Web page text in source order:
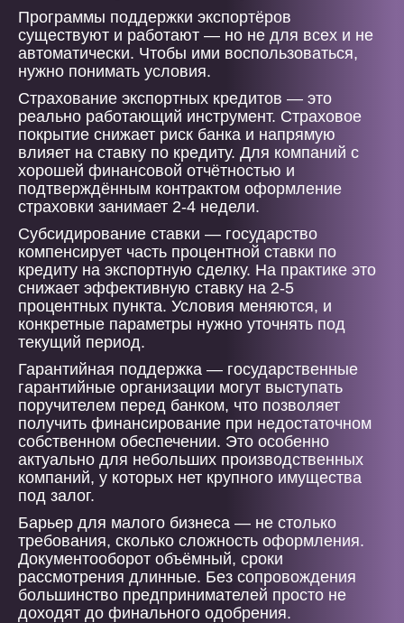
Программы поддержки экспортёров
существуют и работают — но не для всех и не
автоматически. Чтобы ими воспользоваться,
нужно понимать условия.
Страхование экспортных кредитов — это
реально работающий инструмент. Страховое
покрытие снижает риск банка и напрямую
влияет на ставку по кредиту. Для компаний с
хорошей финансовой отчётностью и
подтверждённым контрактом оформление
страховки занимает 2-4 недели.
Субсидирование ставки — государство
компенсирует часть процентной ставки по
кредиту на экспортную сделку. На практике это
снижает эффективную ставку на 2-5
процентных пункта. Условия меняются, и
конкретные параметры нужно уточнять под
текущий период.
Гарантийная поддержка — государственные
гарантийные организации могут выступать
поручителем перед банком, что позволяет
получить финансирование при недостаточном
собственном обеспечении. Это особенно
актуально для небольших производственных
компаний, у которых нет крупного имущества
под залог.
Барьер для малого бизнеса — не столько
требования, сколько сложность оформления.
Документооборот объёмный, сроки
рассмотрения длинные. Без сопровождения
большинство предпринимателей просто не
доходят до финального одобрения.